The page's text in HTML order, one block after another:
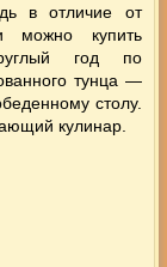
в отличие от
можно купить
год по
тунца —
столу.
кулинар.